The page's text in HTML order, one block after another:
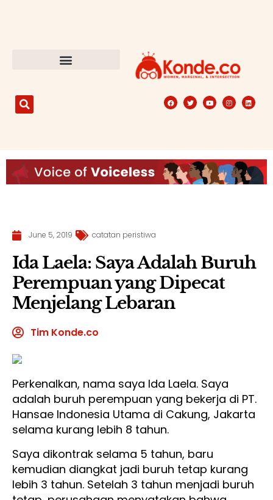
June 5, 2019 catatan peristiwa
Ida Laela: Saya Adalah Buruh
Perempuan yang Dipecat
Menjelang Lebaran
Tim Konde.co
Perkenalkan, nama saya Ida Laela. Saya
adalah buruh perempuan yang bekerja di PT.
Hansae Indonesia Utama di Cakung, Jakarta
selama kurang lebih 8 tahun.
Saya dikontrak selama 5 tahun, baru
kemudian diangkat jadi buruh tetap kurang
lebih 3 tahun. Setelah 3 tahun menjadi buruh